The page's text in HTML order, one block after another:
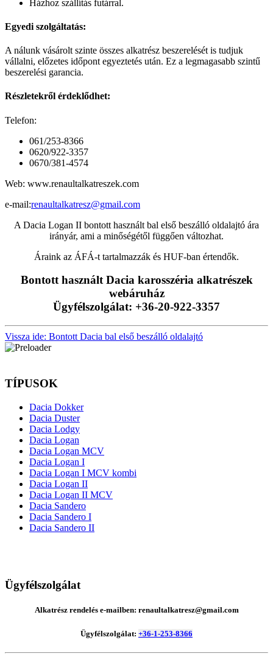
Házhoz szállítás futárral.
Egyedi szolgáltatás:
A nálunk vásárolt szinte összes alkatrész beszerelését is tudjuk
vállalni, előzetes időpont egyeztetés után. Ez a legmagasabb szintű
beszerelési garancia.
Részletekről érdeklődhet:
Telefon:
061/253-8366
0620/922-3357
0670/381-4574
Web: www.renaultalkatreszek.com
e-mail:renaultalkatresz@gmail.com
A Dacia Logan II bontott használt bal első beszálló oldalajtó ára
irányár, ami a minőségétől függően változhat.
Áraink az ÁFÁ-t tartalmazzák és HUF-ban értendők.
Bontott használt Dacia karosszéria alkatrészek
webáruház
Ügyfélszolgálat: +36-20-922-3357
Vissza ide: Bontott Dacia bal első beszálló oldalajtó
TÍPUSOK
Dacia Dokker
Dacia Duster
Dacia Lodgy
Dacia Logan
Dacia Logan MCV
Dacia Logan I
Dacia Logan I MCV kombi
Dacia Logan II
Dacia Logan II MCV
Dacia Sandero
Dacia Sandero I
Dacia Sandero II
Ügyfélszolgálat
Alkatrész rendelés e-mailben: renaultalkatresz@gmail.com
Ügyfélszolgálat: +36-1-253-8366